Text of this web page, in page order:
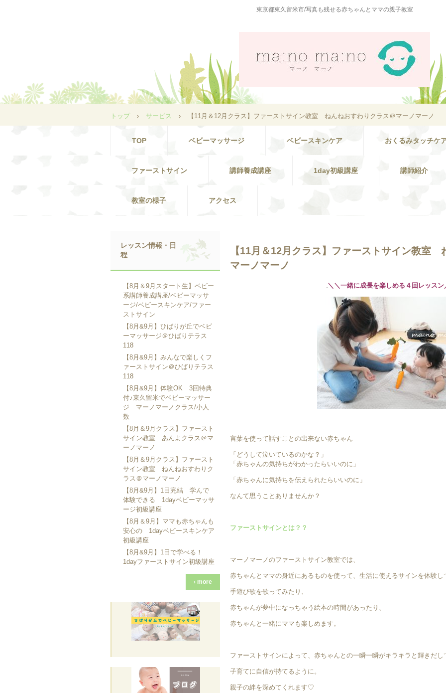
東京都東久留米市/写真も残せる赤ちゃんとママの親子教室
トップ › サービス › 【11月＆12月クラス】ファーストサイン教室 ねんねおすわりクラス＠マーノマーノ
TOP ベビーマッサージ ベビースキンケア おくるみタッチケ
ファーストサイン 講師養成講座 1day初級講座 講師紹介
教室の様子 アクセス
【11月＆12月クラス】ファーストサイン教室
マーノマーノ
＼＼一緒に成長を楽しめる４回レッスン
言葉を使って話すことの出来ない赤ちゃん
「どうして泣いているのかな？」
「赤ちゃんの気持ちがわかったらいいのに」
「赤ちゃんに気持ちを伝えられたらいいのに」
なんて思うことありませんか？
ファーストサインとは？？
マーノマーノのファーストサイン教室では、
赤ちゃんとママの身近にあるものを使って、生活に使えるサインを体験し
手遊び歌を歌ってみたり、
赤ちゃんが夢中になっちゃう絵本の時間があったり、
赤ちゃんと一緒にママも楽しめます。
ファーストサインによって、赤ちゃんとの一瞬一瞬がキラキラと輝きだし
子育てに自信が持てるように。
親子の絆を深めてくれます♡
レッスン情報・日
程
【8月＆9月スタート生】ベビー
系講師養成講座/ベビーマッサ
ージ/ベビースキンケア/ファー
ストサイン
【8月&9月】ひばりが丘でベビ
ーマッサージ＠ひばりテラス
118
【8月&9月】みんなで楽しくフ
ァーストサイン＠ひばりテラス
118
【8月&9月】体験OK 3回特典
付♪東久留米でベビーマッサー
ジ マーノマーノクラス/小人
数
【8月＆9月クラス】ファースト
サイン教室 あんよクラス＠マ
ーノマーノ
【8月＆9月クラス】ファースト
サイン教室 ねんねおすわりク
ラス＠マーノマーノ
【8月&9月】1日完結 学んで
体験できる 1dayベビーマッサ
ージ初級講座
【8月＆9月】ママも赤ちゃんも
安心の 1dayベビースキンケア
初級講座
【8月&9月】1日で学べる！
1dayファーストサイン初級講座
› more